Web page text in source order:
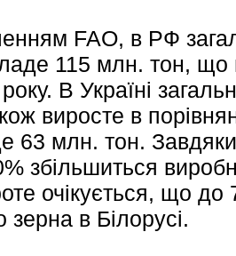
FAO, в РФ
115 млн. тон,
В Україні
виросте в
63 млн. тон. Завдяки
збільшиться
очікується, що до
зерна в Білорусі.